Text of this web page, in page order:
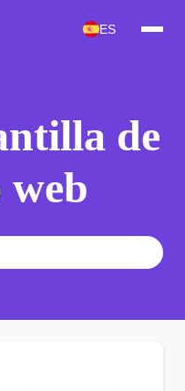
ES
de